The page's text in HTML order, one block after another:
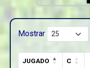
Mostrar
JUGADO C